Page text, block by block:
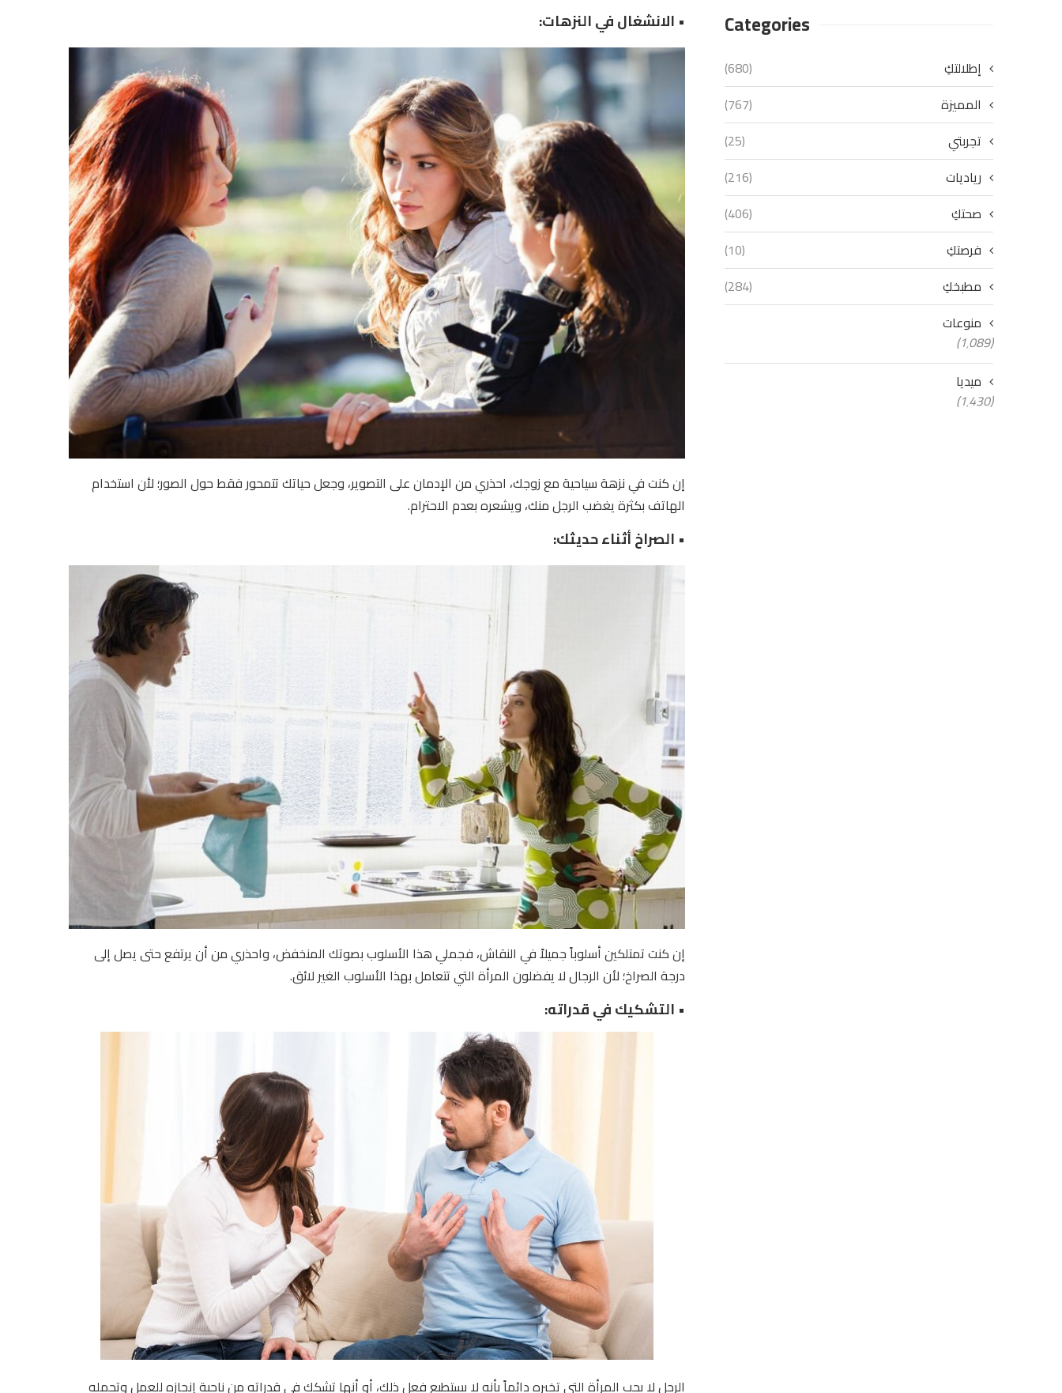
• الانشغال في النزهات:
إن كنت في نزهة سياحية مع زوجك، احذري من الإدمان على التصوير، وجعل حياتك تتمحور فقط حول الصور؛ لأن استخدام
الهاتف بكثرة يغضب الرجل منك، ويشعره بعدم الاحترام.
• الصراخ أثناء حديثك:
إن كنت تمتلكين أسلوباً جميلاً في النقاش، فجملي هذا الأسلوب بصوتك المنخفض، واحذري من أن يرتفع حتى يصل إلى
درجة الصراخ؛ لأن الرجال لا يفضلون المرأة التي تتعامل بهذا الأسلوب الغير لائق.
• التشكيك في قدراته:
الرجل لا يحب المرأة التي تخبره دائماً بأنه لا يستطيع فعل ذلك، أو أنها تشكك في قدراته من ناحية إنجازه للعمل وتحمله
Categories
إطلالتكِ
(680)
المميزة
(767)
تجربتي
(25)
رياديات
(216)
صحتكِ
(406)
فرصتكِ
(10)
مطبخكِ
(284)
منوعات
(1٬089)
ميديا
(1٬430)